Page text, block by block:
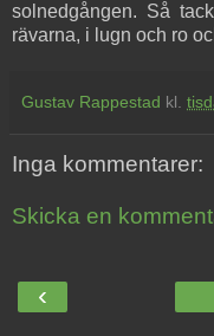
solnedgången. Så
rävarna, i lugn och ro
Gustav Rappestad kl.
Inga kommentarer:
Skicka en
‹